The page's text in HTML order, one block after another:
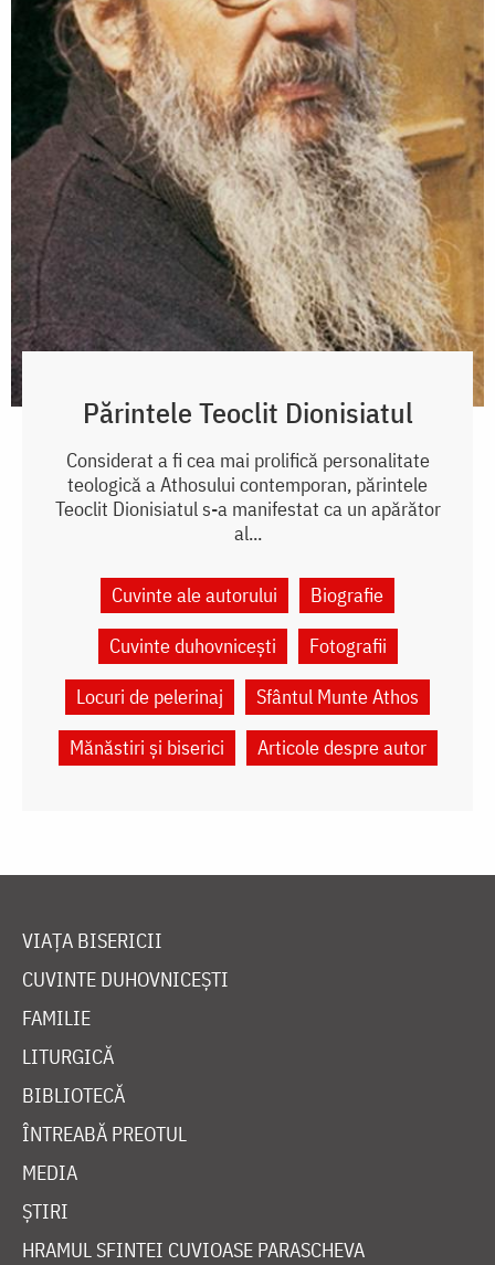
Părintele Teoclit Dionisiatul
Considerat a fi cea mai prolifică personalitate
teologică a Athosului contemporan, părintele
Teoclit Dionisiatul s-a manifestat ca un apărător
al...
Cuvinte ale autorului
Biografie
Cuvinte duhovnicești
Fotografii
Locuri de pelerinaj
Sfântul Munte Athos
Mănăstiri și biserici
Articole despre autor
VIAȚA BISERICII
CUVINTE DUHOVNICEȘTI
FAMILIE
LITURGICĂ
BIBLIOTECĂ
ÎNTREABĂ PREOTUL
MEDIA
ȘTIRI
HRAMUL SFINTEI CUVIOASE PARASCHEVA